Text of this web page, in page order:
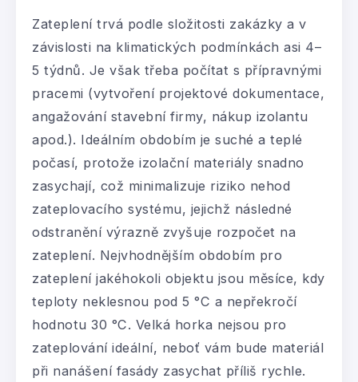
Zateplení trvá podle složitosti zakázky a v
závislosti na klimatických podmínkách asi 4–
5 týdnů. Je však třeba počítat s přípravnými
pracemi (vytvoření projektové dokumentace,
angažování stavební firmy, nákup izolantu
apod.). Ideálním obdobím je suché a teplé
počasí, protože izolační materiály snadno
zasychají, což minimalizuje riziko nehod
zateplovacího systému, jejichž následné
odstranění výrazně zvyšuje rozpočet na
zateplení. Nejvhodnějším obdobím pro
zateplení jakéhokoli objektu jsou měsíce, kdy
teploty neklesnou pod 5 °C a nepřekročí
hodnotu 30 °C. Velká horka nejsou pro
zateplování ideální, neboť vám bude materiál
při nanášení fasády zasychat příliš rychle.